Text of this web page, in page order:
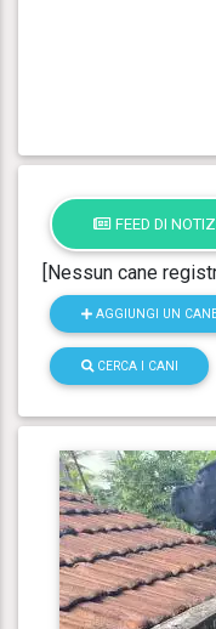
FEED DI
[Nessun cane
AGGIUNGI UN
CERCA I CANI